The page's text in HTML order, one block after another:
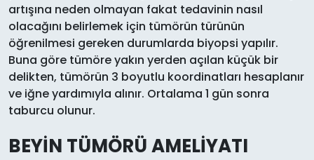
artışına neden olmayan fakat tedavinin nasıl
olacağını belirlemek için tümörün türünün
öğrenilmesi gereken durumlarda biyopsi yapılır.
Buna göre tümöre yakın yerden açılan küçük bir
delikten, tümörün 3 boyutlu koordinatları hesaplanır
ve iğne yardımıyla alınır. Ortalama 1 gün sonra
taburcu olunur.
BEYİN TÜMÖRÜ AMELİYATI